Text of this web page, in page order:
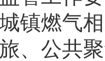
镇燃气
、公共